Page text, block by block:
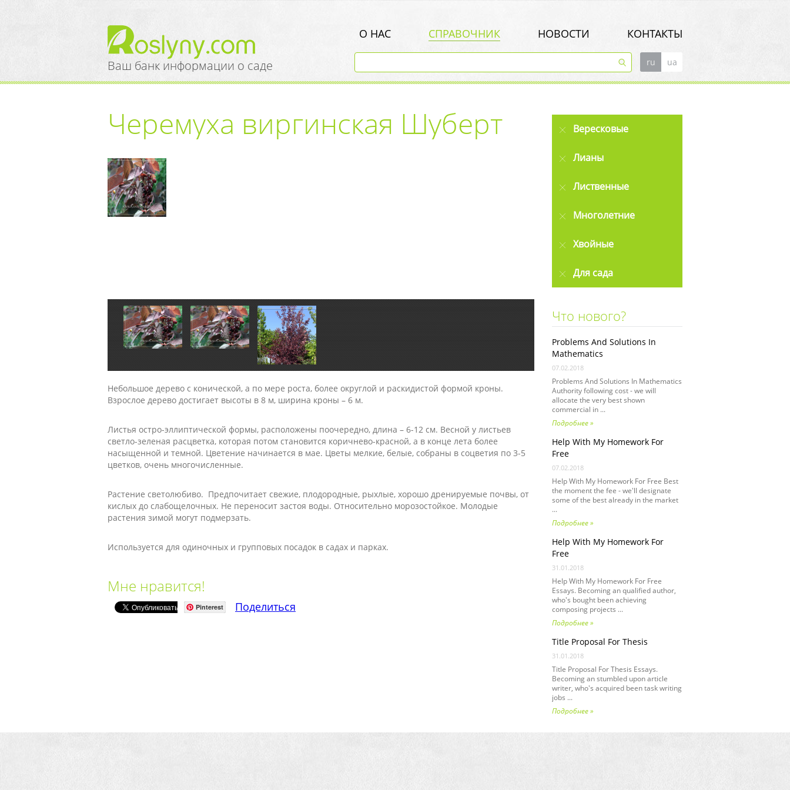
Ваш банк информации о саде
О НАС СПРАВОЧНИК НОВОСТИ КОНТАКТЫ
ru ua
Черемуха виргинская Шуберт
Небольшое дерево с конической, а по мере роста, более округлой и раскидистой формой кроны.
Взрослое дерево достигает высоты в 8 м, ширина кроны – 6 м.
Листья остро-эллиптической формы, расположены поочередно, длина – 6-12 см. Весной у листьев
светло-зеленая расцветка, которая потом становится коричнево-красной, а в конце лета более
насыщенной и темной. Цветение начинается в мае. Цветы мелкие, белые, собраны в соцветия по 3-5
цветков, очень многочисленные.
Растение светолюбиво. Предпочитает свежие, плодородные, рыхлые, хорошо дренируемые почвы, от
кислых до слабощелочных. Не переносит застоя воды. Относительно морозостойкое. Молодые
растения зимой могут подмерзать.
Используется для одиночных и групповых посадок в садах и парках.
Мне нравится!
Pinterest Поделиться
Вересковые
Лианы
Лиственные
Многолетние
Хвойные
Для сада
Что нового?
Problems And Solutions In
Mathematics
07.02.2018
Problems And Solutions In Mathematics
Authority following cost - we will
allocate the very best shown
commercial in ...
Подробнее »
Help With My Homework For
Free
07.02.2018
Help With My Homework For Free Best
the moment the fee - we'll designate
some of the best already in the market
...
Подробнее »
Help With My Homework For
Free
31.01.2018
Help With My Homework For Free
Essays. Becoming an qualified author,
who's bought been achieving
composing projects ...
Подробнее »
Title Proposal For Thesis
31.01.2018
Title Proposal For Thesis Essays.
Becoming an stumbled upon article
writer, who's acquired been task writing
jobs ...
Подробнее »